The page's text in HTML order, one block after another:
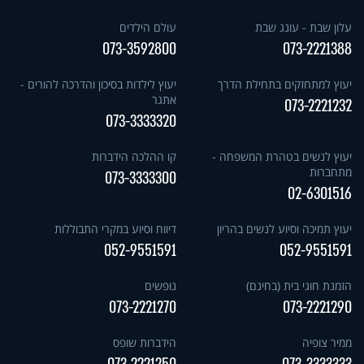
עלון שבת - עונג שבת
073-2221388
עולם הילדים
073-3592800
יעוץ למתחזקים בתחילת הדרך
073-2221232
יעוץ לילדות בסיכון והדרכה להורים -
אתגר
073-3333320
יעוץ לנשים בטהרת המשפחה -
מתחברות
02-6301516
קו ההלכה הידברות
073-3333300
יעוץ תמיכה וסיוע לנשים בהריון
052-9551591
דיווח וסיוע במקרי התבוללות
052-9551591
הזמנת חוגי בית (בחינם)
073-2221290
נופשים
073-2221270
ממיר צופיה הידברות שופס